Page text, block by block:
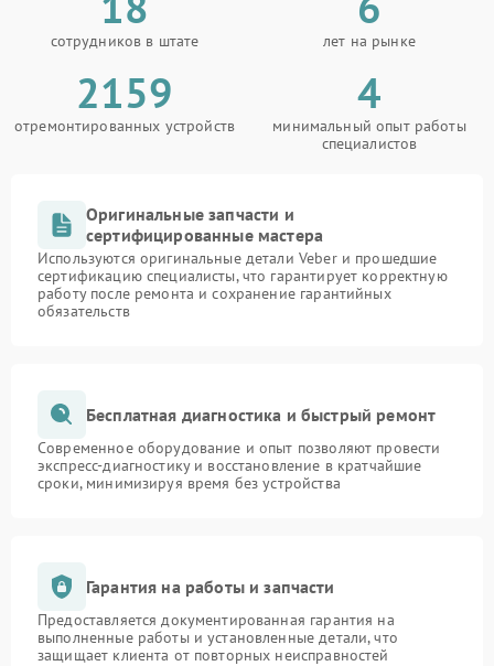
сотрудников в штате лет на рынке
2159
отремонтированных устройств
4
минимальный опыт работы
специалистов
Оригинальные запчасти и
сертифицированные мастера
Используются оригинальные детали Veber и прошедшие
сертификацию специалисты, что гарантирует корректную
работу после ремонта и сохранение гарантийных
обязательств
Бесплатная диагностика и быстрый ремонт
Современное оборудование и опыт позволяют провести
экспресс-диагностику и восстановление в кратчайшие
сроки, минимизируя время без устройства
Гарантия на работы и запчасти
Предоставляется документированная гарантия на
выполненные работы и установленные детали, что
защищает клиента от повторных неисправностей